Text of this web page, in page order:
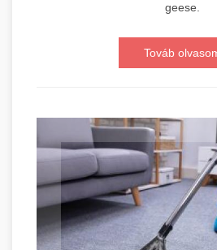
geese.
Továb